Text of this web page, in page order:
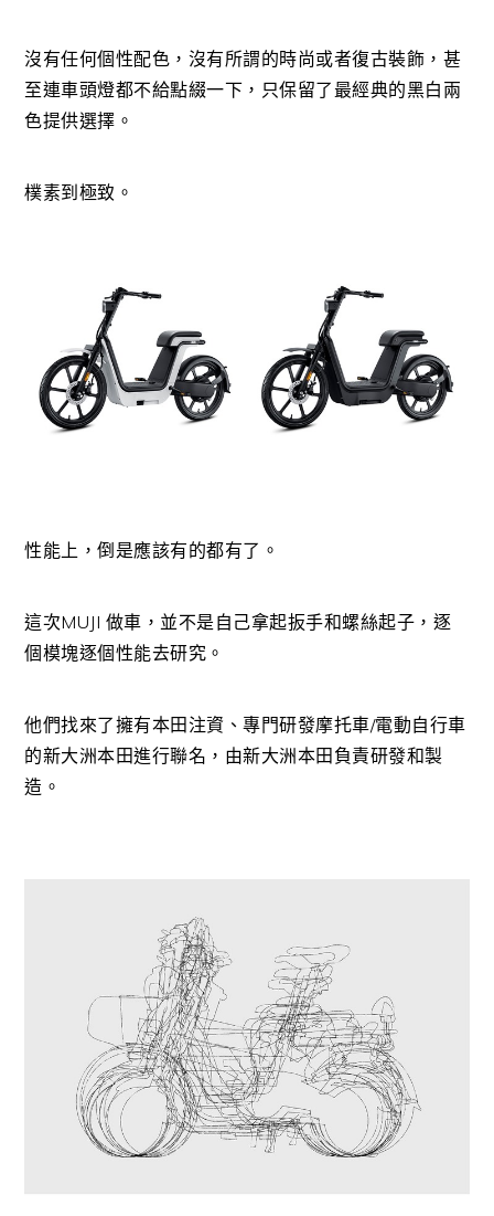
沒有任何個性配色，沒有所謂的時尚或者復古裝飾，甚
至連車頭燈都不給點綴一下，只保留了最經典的黑白兩
色提供選擇。
樸素到極致。
性能上，倒是應該有的都有了。
這次MUJI 做車，並不是自己拿起扳手和螺絲起子，逐
個模塊逐個性能去研究。
他們找來了擁有本田注資、專門研發摩托車/電動自行車
的新大洲本田進行聯名，由新大洲本田負責研發和製
造。